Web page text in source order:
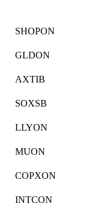
SHOPON
GLDON
AXTIB
SOXSB
LLYON
MUON
COPXON
INTCON